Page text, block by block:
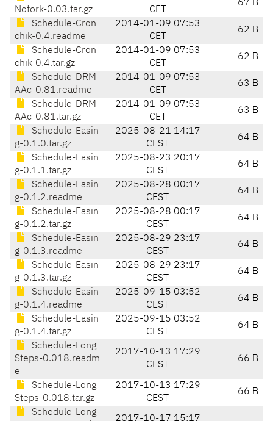
Nofork-0.03.tar.gz
CET
67 B
Schedule-Cron
chik-0.4.readme
2014-01-09 07:53
CET
62 B
Schedule-Cron
chik-0.4.tar.gz
2014-01-09 07:53
CET
62 B
Schedule-DRM
AAc-0.81.readme
2014-01-09 07:53
CET
63 B
Schedule-DRM
AAc-0.81.tar.gz
2014-01-09 07:53
CET
63 B
Schedule-Easin
g-0.1.0.tar.gz
2025-08-21 14:17
CEST
64 B
Schedule-Easin
g-0.1.1.tar.gz
2025-08-23 20:17
CEST
64 B
Schedule-Easin
g-0.1.2.readme
2025-08-28 00:17
CEST
64 B
Schedule-Easin
g-0.1.2.tar.gz
2025-08-28 00:17
CEST
64 B
Schedule-Easin
g-0.1.3.readme
2025-08-29 23:17
CEST
64 B
Schedule-Easin
g-0.1.3.tar.gz
2025-08-29 23:17
CEST
64 B
Schedule-Easin
g-0.1.4.readme
2025-09-15 03:52
CEST
64 B
Schedule-Easin
g-0.1.4.tar.gz
2025-09-15 03:52
CEST
64 B
Schedule-Long
Steps-0.018.readm
e
2017-10-13 17:29
CEST
66 B
Schedule-Long
Steps-0.018.tar.gz
2017-10-13 17:29
CEST
66 B
Schedule-Long
2017-10-17 15:17